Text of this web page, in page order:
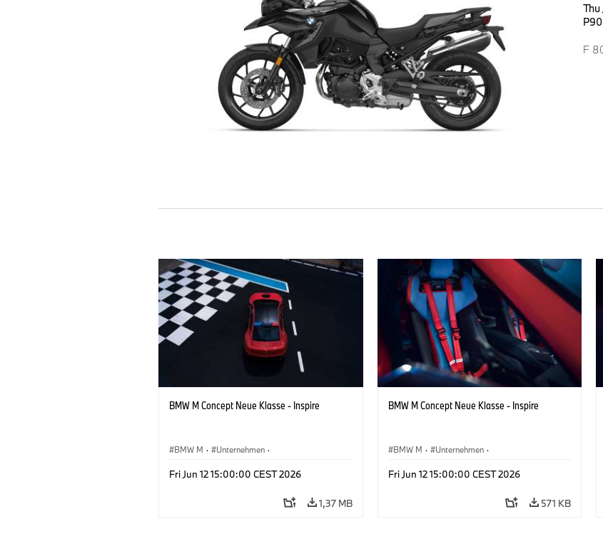
Thu
F
BMW M Concept Neue Klasse - Inspire
BMW M · Unternehmen ·
Fri Jun 12 15:00:00 CEST 2026
1,37 MB
BMW M Concept Neue Klasse - Inspire
BMW M · Unternehmen ·
Fri Jun 12 15:00:00 CEST 2026
571 KB